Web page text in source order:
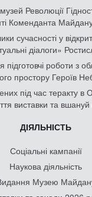
Революції
Коменданта
сучасності у
діалоги»
підготовчі роботи з
простору Героїв
під час теракту в
виставки та вшануй
ДІЯЛЬНІСТЬ
Соціальні кампанії
Наукова діяльність
Музею